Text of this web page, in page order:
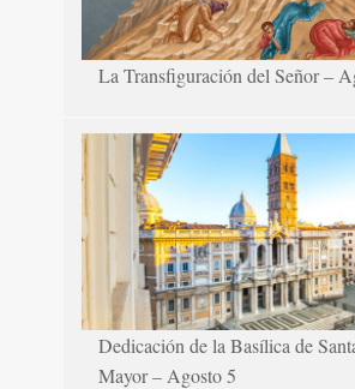
La Transfiguración del Señor –
Dedicación de la Basílica de
Mayor – Agosto 5